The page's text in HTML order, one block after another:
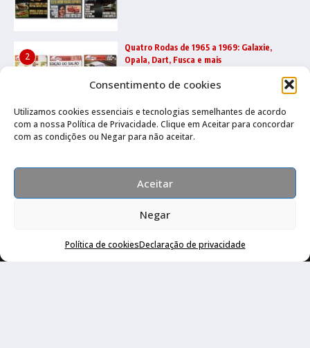
Consentimento de cookies
Utilizamos cookies essenciais e tecnologias semelhantes de acordo
com a nossa Política de Privacidade. Clique em Aceitar para concordar
com as condições ou Negar para não aceitar.
Aceitar
Negar
Política de cookiesDeclaração de privacidade
2
Quatro Rodas de 1965 a 1969: Galaxie,
Opala, Dart, Fusca e mais
3
Quatro Rodas 2000 a 2004: Vectra, Golf,
Stilo, Ecosport e muito mais